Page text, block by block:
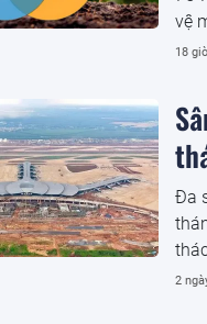
vệ
18
Đa
2